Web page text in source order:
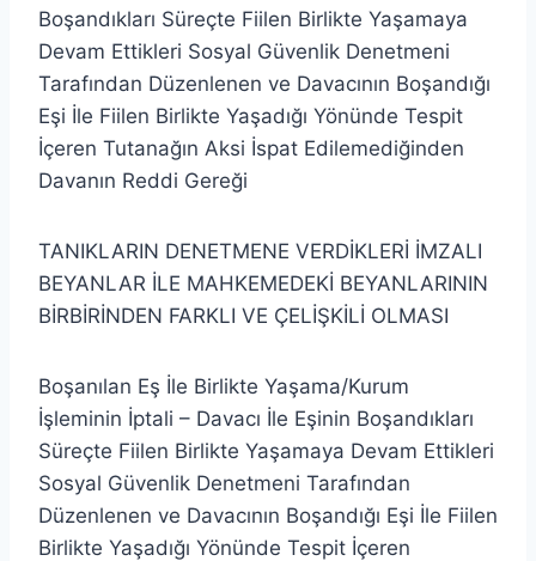
Boşandıkları Süreçte Fiilen Birlikte Yaşamaya
Devam Ettikleri Sosyal Güvenlik Denetmeni
Tarafından Düzenlenen ve Davacının Boşandığı
Eşi İle Fiilen Birlikte Yaşadığı Yönünde Tespit
İçeren Tutanağın Aksi İspat Edilemediğinden
Davanın Reddi Gereği
TANIKLARIN DENETMENE VERDİKLERİ İMZALI
BEYANLAR İLE MAHKEMEDEKİ BEYANLARININ
BİRBİRİNDEN FARKLI VE ÇELİŞKİLİ OLMASI
Boşanılan Eş İle Birlikte Yaşama/Kurum
İşleminin İptali – Davacı İle Eşinin Boşandıkları
Süreçte Fiilen Birlikte Yaşamaya Devam Ettikleri
Sosyal Güvenlik Denetmeni Tarafından
Düzenlenen ve Davacının Boşandığı Eşi İle Fiilen
Birlikte Yaşadığı Yönünde Tespit İçeren